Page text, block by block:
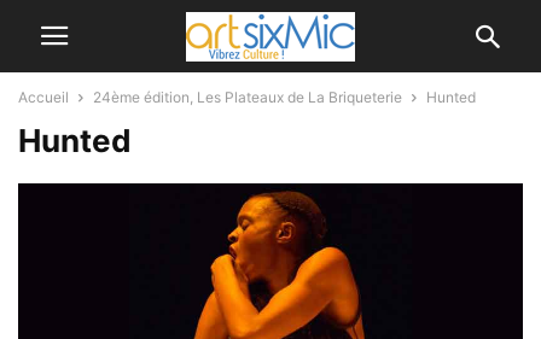
Accueil 24ème édition, Les Plateaux de La Briqueterie Hunted
Hunted